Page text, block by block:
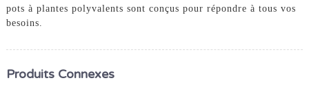
pots à plantes polyvalents sont conçus pour répondre à tous vos
besoins.
Produits Connexes